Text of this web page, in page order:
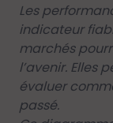
Les
indicateur
marchés
l’avenir. Elles
évaluer
passé.